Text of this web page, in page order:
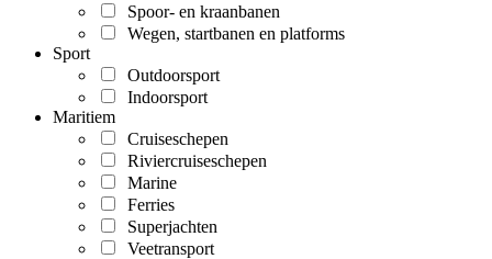
Spoor- en kraanbanen
Wegen, startbanen en platforms
Sport
Outdoorsport
Indoorsport
Maritiem
Cruiseschepen
Riviercruiseschepen
Marine
Ferries
Superjachten
Veetransport